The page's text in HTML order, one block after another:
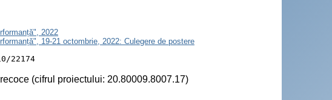
2022
19-21 octombrie, 2022: Culegere de postere
22174
(cifrul proiectului: 20.80009.8007.17)